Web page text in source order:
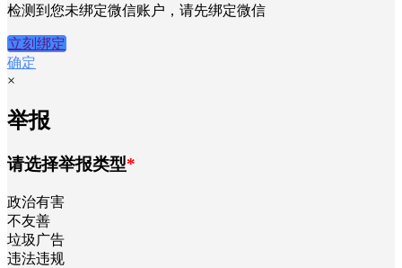
检测到您未绑定微信账户，请先绑定微信
立刻绑定
确定
×
举报
请选择举报类型*
政治有害
不友善
垃圾广告
违法违规